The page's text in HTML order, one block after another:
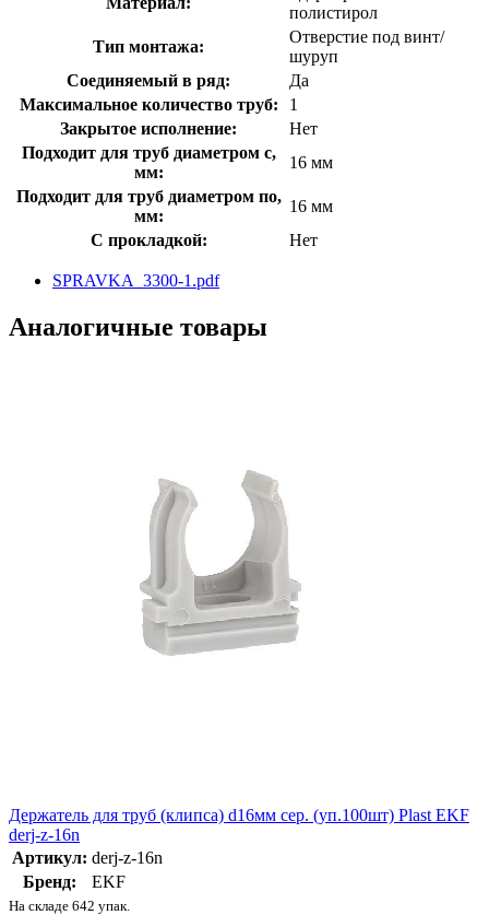
полистирол
Тип монтажа:
Отверстие под винт/
шуруп
Соединяемый в ряд:
Да
Максимальное количество труб:
1
Закрытое исполнение:
Нет
Подходит для труб диаметром с,
мм:
16 мм
Подходит для труб диаметром по,
мм:
16 мм
С прокладкой:
Нет
SPRAVKA_3300-1.pdf
Аналогичные товары
Держатель для труб (клипса) d16мм сер. (уп.100шт) Plast EKF
derj-z-16n
Артикул: derj-z-16n
Бренд:
EKF
На складе 642 упак.